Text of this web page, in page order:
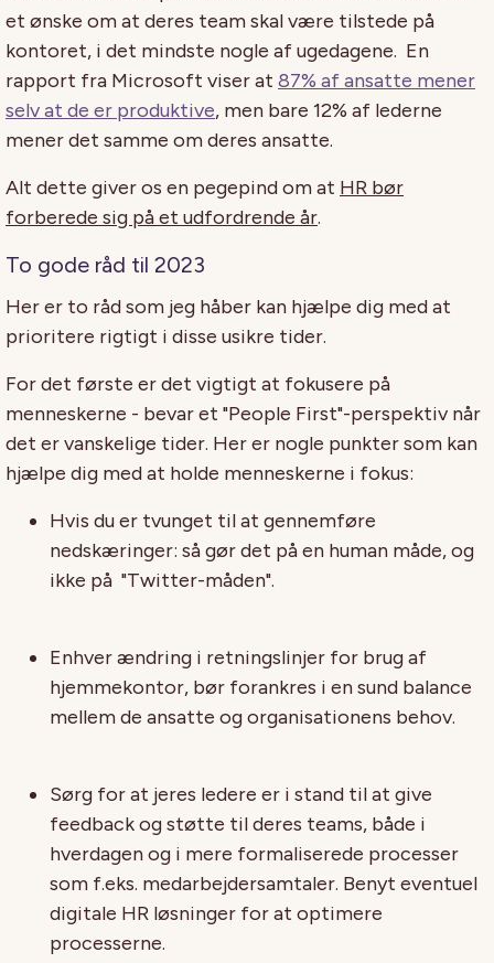
et ønske om at deres team skal være tilstede på
kontoret, i det mindste nogle af ugedagene. En
rapport fra Microsoft viser at 87% af ansatte mener
selv at de er produktive, men bare 12% af lederne
mener det samme om deres ansatte.
Alt dette giver os en pegepind om at HR bør
forberede sig på et udfordrende år.
To gode råd til 2023
Her er to råd som jeg håber kan hjælpe dig med at
prioritere rigtigt i disse usikre tider.
For det første er det vigtigt at fokusere på
menneskerne - bevar et "People First"-perspektiv når
det er vanskelige tider. Her er nogle punkter som kan
hjælpe dig med at holde menneskerne i fokus:
Hvis du er tvunget til at gennemføre
nedskæringer: så gør det på en human måde, og
ikke på "Twitter-måden".
Enhver ændring i retningslinjer for brug af
hjemmekontor, bør forankres i en sund balance
mellem de ansatte og organisationens behov.
Sørg for at jeres ledere er i stand til at give
feedback og støtte til deres teams, både i
hverdagen og i mere formaliserede processer
som f.eks. medarbejdersamtaler. Benyt eventuel
digitale HR løsninger for at optimere
processerne.